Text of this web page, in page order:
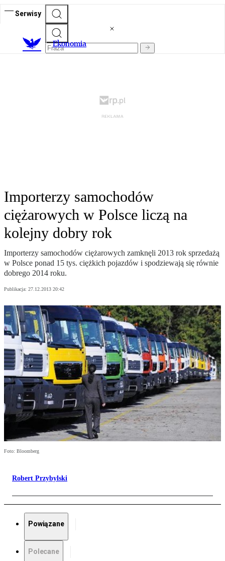
Serwisy
Ekonomia
Importerzy samochodów
ciężarowych w Polsce liczą na
kolejny dobry rok
Importerzy samochodów ciężarowych zamknęli 2013 rok sprzedażą
w Polsce ponad 15 tys. ciężkich pojazdów i spodziewają się równie
dobrego 2014 roku.
Publikacja: 27.12.2013 20:42
Foto: Bloomberg
Robert Przybylski
Powiązane
Polecane